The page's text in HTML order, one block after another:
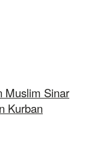
Muslim Sinar
Kurban